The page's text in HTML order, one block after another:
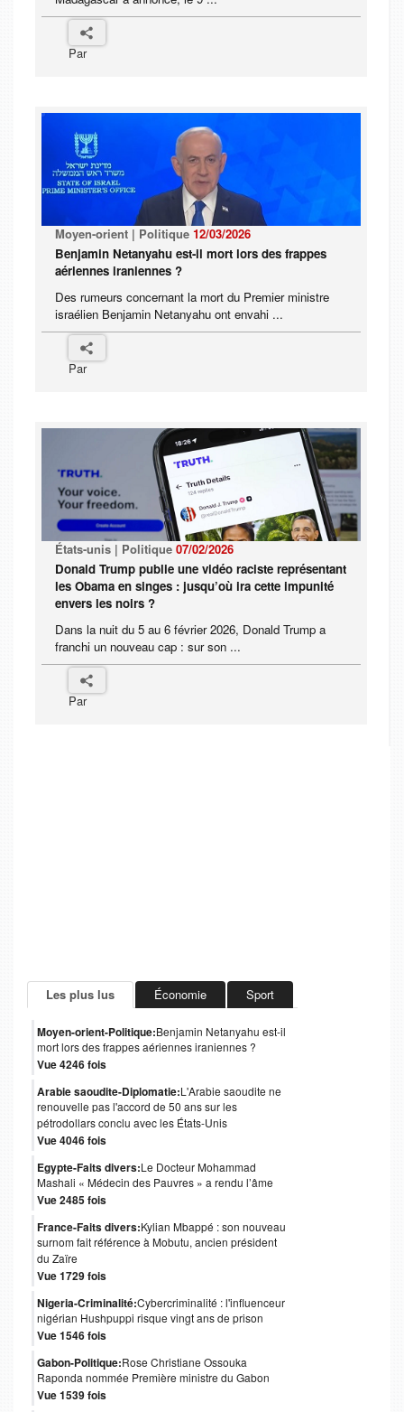
Par
Moyen-orient | Politique 12/03/2026
Benjamin Netanyahu est-il mort lors des frappes
aériennes iraniennes ?
Des rumeurs concernant la mort du Premier ministre
israélien Benjamin Netanyahu ont envahi ...
Par
États-unis | Politique 07/02/2026
Donald Trump publie une vidéo raciste représentant
les Obama en singes : jusqu’où ira cette impunité
envers les noirs ?
Dans la nuit du 5 au 6 février 2026, Donald Trump a
franchi un nouveau cap : sur son ...
Par
Les plus lus Économie Sport
Moyen-orient-Politique:Benjamin Netanyahu est-il
mort lors des frappes aériennes iraniennes ?
Vue 4246 fois
Arabie saoudite-Diplomatie:L'Arabie saoudite ne
renouvelle pas l'accord de 50 ans sur les
pétrodollars conclu avec les États-Unis
Vue 4046 fois
Egypte-Faits divers:Le Docteur Mohammad
Mashali « Médecin des Pauvres » a rendu l’âme
Vue 2485 fois
France-Faits divers:Kylian Mbappé : son nouveau
surnom fait référence à Mobutu, ancien président
du Zaïre
Vue 1729 fois
Nigeria-Criminalité:Cybercriminalité : l'influenceur
nigérian Hushpuppi risque vingt ans de prison
Vue 1546 fois
Gabon-Politique:Rose Christiane Ossouka
Raponda nommée Première ministre du Gabon
Vue 1539 fois